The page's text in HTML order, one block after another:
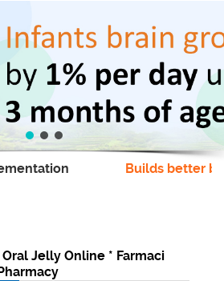
Builds better
Jelly Online * Farmaci